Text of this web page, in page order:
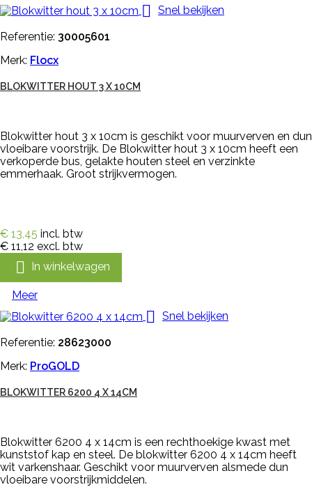
 Snel bekijken
Referentie: 30005601
Merk: Flocx
BLOKWITTER HOUT 3 X 10CM
Blokwitter hout 3 x 10cm is geschikt voor muurverven en dun
vloeibare voorstrijk. De Blokwitter hout 3 x 10cm heeft een
verkoperde bus, gelakte houten steel en verzinkte
emmerhaak. Groot strijkvermogen.
€ 13,45 incl. btw
€ 11,12 excl. btw
 In winkelwagen
Meer
 Snel bekijken
Referentie: 28623000
Merk: ProGOLD
BLOKWITTER 6200 4 X 14CM
Blokwitter 6200 4 x 14cm is een rechthoekige kwast met
kunststof kap en steel. De blokwitter 6200 4 x 14cm heeft
wit varkenshaar. Geschikt voor muurverven alsmede dun
vloeibare voorstrijkmiddelen.